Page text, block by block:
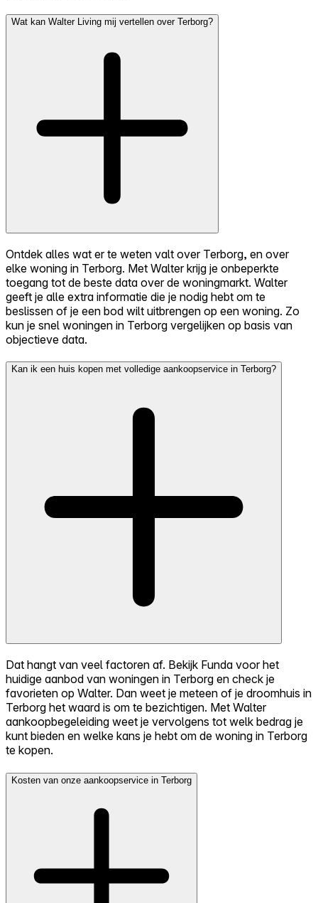
Wat kan Walter Living mij vertellen over Terborg?
Ontdek alles wat er te weten valt over Terborg, en over
elke woning in Terborg. Met Walter krijg je onbeperkte
toegang tot de beste data over de woningmarkt. Walter
geeft je alle extra informatie die je nodig hebt om te
beslissen of je een bod wilt uitbrengen op een woning. Zo
kun je snel woningen in Terborg vergelijken op basis van
objectieve data.
Kan ik een huis kopen met volledige aankoopservice in Terborg?
Dat hangt van veel factoren af. Bekijk Funda voor het
huidige aanbod van woningen in Terborg en check je
favorieten op Walter. Dan weet je meteen of je droomhuis in
Terborg het waard is om te bezichtigen. Met Walter
aankoopbegeleiding weet je vervolgens tot welk bedrag je
kunt bieden en welke kans je hebt om de woning in Terborg
te kopen.
Kosten van onze aankoopservice in Terborg